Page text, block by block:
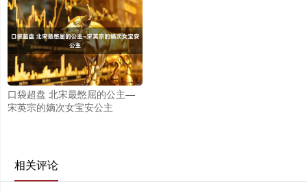
口袋超盘 北宋最憋屈的公主—
宋英宗的嫡次女宝安公主
相关评论